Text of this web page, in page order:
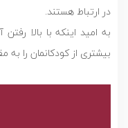
در ارتباط هستند.
به امید اینکه با بالا
بیشتری از کودکانمان را